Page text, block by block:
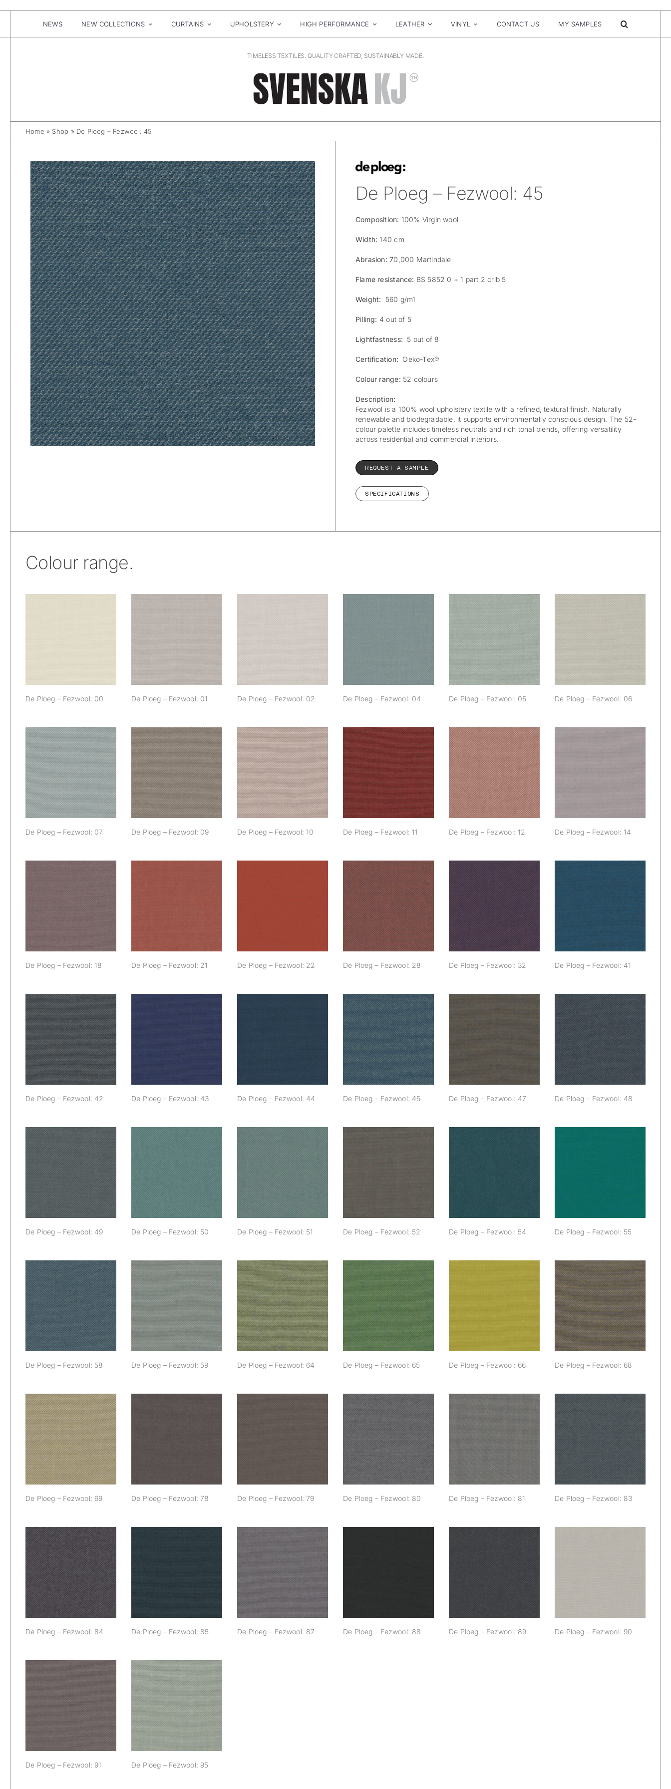
NEWS NEW COLLECTIONS CURTAINS UPHOLSTERY HIGH PERFORMANCE LEATHER VINYL CONTACT US MY SAMPLES
TIMELESS TEXTILES. QUALITY CRAFTED, SUSTAINABLY MADE.
Home » Shop » De Ploeg – Fezwool: 45
De Ploeg – Fezwool: 45
Composition: 100% Virgin wool
Width: 140 cm
Abrasion: 70,000 Martindale
Flame resistance: BS 5852 0 + 1 part 2 crib 5
Weight: 560 g/m1
Pilling: 4 out of 5
Lightfastness: 5 out of 8
Certification: Oeko-Tex®
Colour range: 52 colours
Description:
Fezwool is a 100% wool upholstery textile with a refined, textural finish. Naturally
renewable and biodegradable, it supports environmentally conscious design. The 52-
colour palette includes timeless neutrals and rich tonal blends, offering versatility
across residential and commercial interiors.
REQUEST A SAMPLE
SPECIFICATIONS
Colour range.
De Ploeg – Fezwool: 00
Fezwool: 01
De Ploeg – Fezwool: 01
De Ploeg –
Fezwool: 02
De Ploeg – Fezwool: 02
De Ploeg –
Fezwool: 04
De Ploeg – Fezwool: 04
De Ploeg –
Fezwool: 05
De Ploeg – Fezwool: 05
De Ploeg –
Fezwool: 06
De Ploeg – Fezwool: 06
De Ploeg –
Fezwool: 07
De Ploeg – Fezwool: 07
De Ploeg –
Fezwool: 09
De Ploeg – Fezwool: 09
De Ploeg –
Fezwool: 10
De Ploeg – Fezwool: 10
De Ploeg –
Fezwool: 11
De Ploeg – Fezwool: 11
De Ploeg –
Fezwool: 12
De Ploeg – Fezwool: 12
Fezwool: 14
De Ploeg – Fezwool: 14
De Ploeg –
Fezwool: 18
De Ploeg – Fezwool: 18 De Ploeg – Fezwool: 21 De Ploeg – Fezwool: 22
De Ploeg –
Fezwool: 28
De Ploeg – Fezwool: 28
De Ploeg –
Fezwool: 32
De Ploeg – Fezwool: 32
Fezwool: 41
De Ploeg – Fezwool: 41
De Ploeg –
Fezwool: 42
De Ploeg – Fezwool: 42 De Ploeg – Fezwool: 43 De Ploeg – Fezwool: 44
De Ploeg –
Fezwool: 45
De Ploeg – Fezwool: 45
De Ploeg –
De Ploeg – Fezwool: 47
De Ploeg –
Fezwool: 48
De Ploeg – Fezwool: 48
De Ploeg –
Fezwool: 49
De Ploeg – Fezwool: 49
De Ploeg –
Fezwool: 50
De Ploeg – Fezwool: 50
De Ploeg –
Fezwool: 51
De Ploeg – Fezwool: 51
De Ploeg –
Fezwool: 52
De Ploeg – Fezwool: 52
Fezwool: 54
De Ploeg – Fezwool: 54 De Ploeg – Fezwool: 55
De Ploeg –
Fezwool: 58
De Ploeg – Fezwool: 58
De Ploeg –
Fezwool: 59
De Ploeg – Fezwool: 59
De Ploeg –
Fezwool: 64
De Ploeg – Fezwool: 64
De Ploeg –
Fezwool: 65
De Ploeg – Fezwool: 65 De Ploeg – Fezwool: 66
De Ploeg –
Fezwool: 68
De Ploeg – Fezwool: 68
De Ploeg –
Fezwool: 69
De Ploeg – Fezwool: 69 De Ploeg – Fezwool: 78
De Ploeg –
Fezwool: 79
De Ploeg – Fezwool: 79
De Ploeg –
Fezwool: 80
De Ploeg – Fezwool: 80
De Ploeg –
Fezwool: 81
De Ploeg – Fezwool: 81
De Ploeg –
Fezwool: 83
De Ploeg – Fezwool: 83
De Ploeg –
Fezwool: 84
De Ploeg – Fezwool: 84
Fezwool: 85
De Ploeg – Fezwool: 85
De Ploeg –
Fezwool: 87
De Ploeg – Fezwool: 87 De Ploeg – Fezwool: 88
De Ploeg –
Fezwool: 89
De Ploeg – Fezwool: 89 De Ploeg – Fezwool: 90
De Ploeg –
Fezwool: 91
De Ploeg – Fezwool: 91
De Ploeg –
Fezwool: 95
De Ploeg – Fezwool: 95